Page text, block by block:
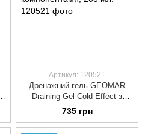
Артикул: 120521
Дренажний гель GEOMAR
Draining Gel Cold Effect з
натуральними компонентами,
200 мл.
735 грн